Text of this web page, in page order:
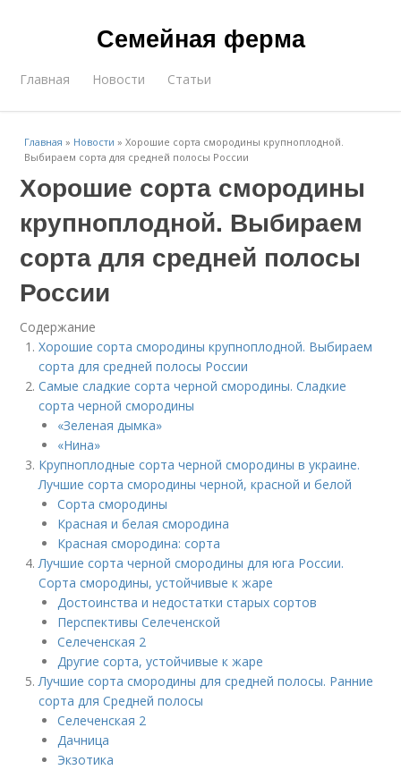
Семейная ферма
Главная Новости Статьи
Главная » Новости »Хорошие сорта смородины крупноплодной.
Выбираем сорта для средней полосы России
Хорошие сорта смородины
крупноплодной. Выбираем
сорта для средней полосы
России
Содержание
Хорошие сорта смородины крупноплодной. Выбираем
сорта для средней полосы России
Самые сладкие сорта черной смородины. Сладкие
сорта черной смородины
«Зеленая дымка»
«Нина»
Крупноплодные сорта черной смородины в украине.
Лучшие сорта смородины черной, красной и белой
Сорта смородины
Красная и белая смородина
Красная смородина: сорта
Лучшие сорта черной смородины для юга России.
Сорта смородины, устойчивые к жаре
Достоинства и недостатки старых сортов
Перспективы Селеченской
Селеченская 2
Другие сорта, устойчивые к жаре
Лучшие сорта смородины для средней полосы. Ранние
сорта для Средней полосы
Селеченская 2
Дачница
Экзотика